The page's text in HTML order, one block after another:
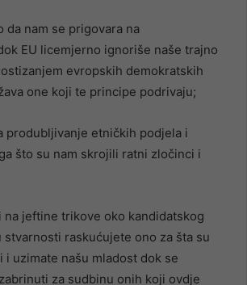
da nam se prigovara na
EU licemjerno ignoriše naše trajno
evropskih demokratskih
one koji te principe podrivaju;
produbljivanje etničkih podjela i
što su nam skrojili ratni zločinci i
na jeftine trikove oko kandidatskog
stvarnosti raskućujete ono za šta su
i uzimate našu mladost dok se
za sudbinu onih koji ovdje